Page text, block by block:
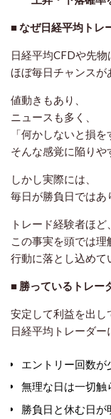
■ なぜ日経平均トレ
日経平均CFDや先物
ほぼ毎日チャンスが
値動きもあり、
ニュースも多く、
「何かしないと損を
そんな感覚に陥りや
しかし実際には、
毎日が勝負日ではあ
トレード経験者ほど、
この事実を頭では理
行動に落とし込めて
■ 勝っているトレー
安定して利益を出し
日経平均トレーダー
エントリー回数が
無理な日は一切触
勝負日と休む日が